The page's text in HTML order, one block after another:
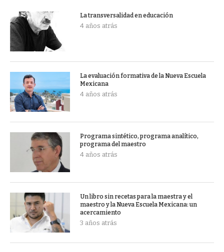
La transversalidad en educación
4 años atrás
La evaluación formativa de la Nueva Escuela
Mexicana
4 años atrás
Programa sintético, programa analítico,
programa del maestro
4 años atrás
Un libro sin recetas para la maestra y el
maestro y la Nueva Escuela Mexicana: un
acercamiento
3 años atrás